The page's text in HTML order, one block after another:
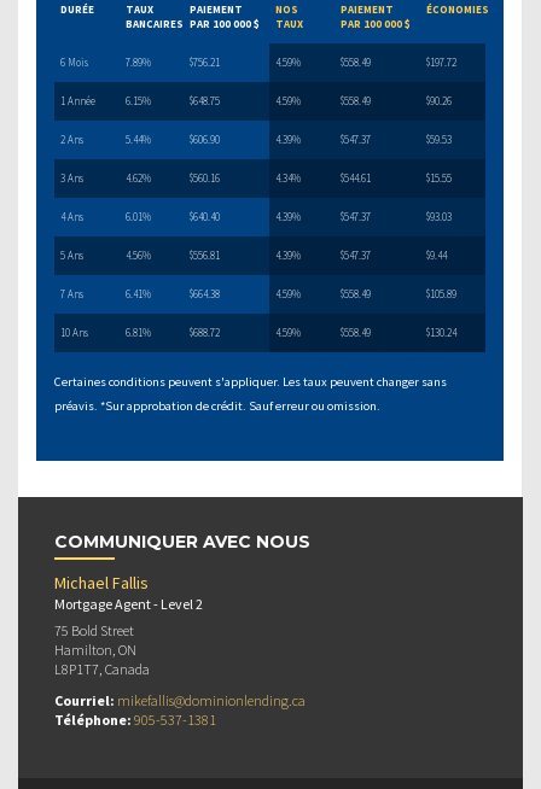
DURÉE
TAUX
BANCAIRES
PAIEMENT
PAR 100 000 $
NOS
TAUX
PAIEMENT
PAR 100 000 $
ÉCONOMIES
6 Mois 7.89% $756.21 4.59% $558.49 $197.72
1 Année 6.15% $648.75 4.59% $558.49 $90.26
2 Ans 5.44% $606.90 4.39% $547.37 $59.53
3 Ans 4.62% $560.16 4.34% $544.61 $15.55
4 Ans 6.01% $640.40 4.39% $547.37 $93.03
5 Ans 4.56% $556.81 4.39% $547.37 $9.44
7 Ans 6.41% $664.38 4.59% $558.49 $105.89
10 Ans 6.81% $688.72 4.59% $558.49 $130.24
Certaines conditions peuvent s'appliquer. Les taux peuvent changer sans
préavis. *Sur approbation de crédit. Sauf erreur ou omission.
COMMUNIQUER AVEC NOUS
Michael Fallis
Mortgage Agent - Level 2
75 Bold Street
Hamilton, ON
L8P1T7, Canada
Courriel: mikefallis@dominionlending.ca
Téléphone: 905-537-1381